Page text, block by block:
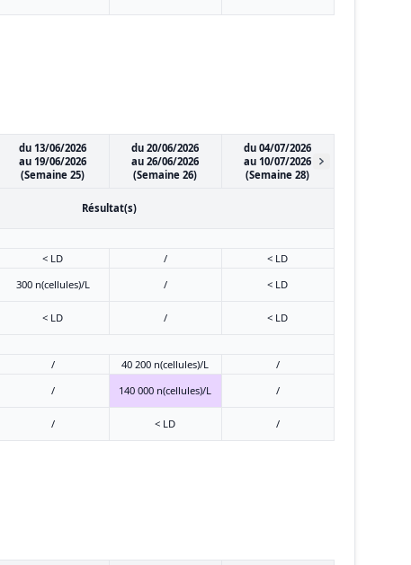
du 13/06/2026
au 19/06/2026
(Semaine 25)
du 20/06/2026
au 26/06/2026
(Semaine 26)
du 04/07/2026
au 10/07/2026
(Semaine 28)
Résultat(s)
< LD /
< LD
300 n(cellules)/L /
< LD
< LD / < LD
/ 40 200 n(cellules)/L
/
/ 140 000 n(cellules)/L
/
/ < LD /